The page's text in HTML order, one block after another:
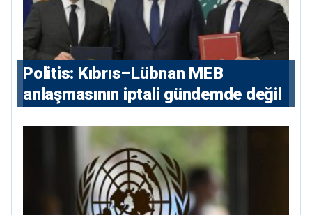
Politis: Kıbrıs–Lübnan MEB
anlaşmasının iptali gündemde değil